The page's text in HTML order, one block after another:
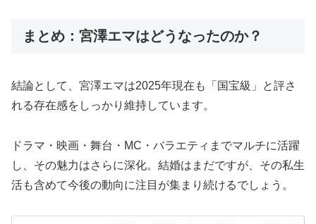
まとめ：宮澤エマはどうなったのか？
結論として、宮澤エマは2025年現在も「国宝級」と評さ
れる存在感をしっかり維持しています。
ドラマ・映画・舞台・MC・バラエティまでマルチに活躍
し、その魅力はさらに深化。結婚はまだですが、その私生
活も含めて今後の動向に注目が集まり続けるでしょう。